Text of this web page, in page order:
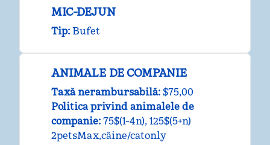
MIC-DEJUN
Tip: Bufet
ANIMALE DE COMPANIE
Taxă nerambursabilă: $75,00
Politica privind animalele de
companie: 75$(1-4n), 125$(5+n)
2petsMax,câine/catonly